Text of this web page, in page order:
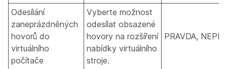
Odesílání
zaneprázdněných
hovorů do
virtuálního
počítače
Vyberte možnost
odesílat obsazené
hovory na rozšíření
nabídky virtuálního
stroje.
PRAVDA,